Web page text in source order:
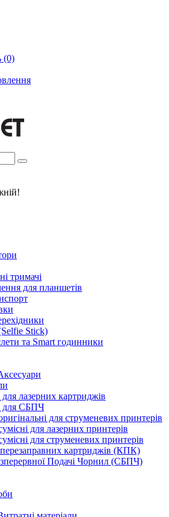
(0)
тримачі
для планшетів
Stick)
та Smart годинники
лазерних картриджів
для СБПЧ
для струменевих принтерів
для лазерних принтерів
для струменевих принтерів
картриджів (КПК)
Подачі Чорнил (СБПЧ)